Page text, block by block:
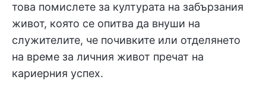
това помислете за културата на забързания
живот, която се опитва да внуши на
служителите, че почивките или отделянето
на време за личния живот пречат на
кариерния успех.